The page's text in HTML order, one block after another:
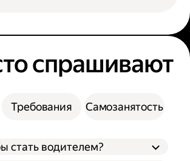
спрашивают
Требования Самозанятость
стать водителем?